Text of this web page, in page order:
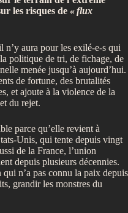
les risques de «flux
aura pour les exilé-e-s qui
politique de tri, de fichage, de
menée jusqu’à aujourd’hui.
de fortune, des brutalités
et ajoute à la violence de la
du rejet.
parce qu’elle revient à
Unis, qui tente depuis vingt
de la France, l’union
depuis plusieurs décennies.
qui n’a pas connu la paix depuis
grandir les monstres du